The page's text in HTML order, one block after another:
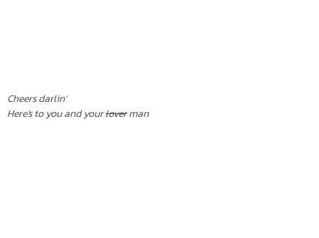
Cheers darlin'
Here's to you and yourloverman